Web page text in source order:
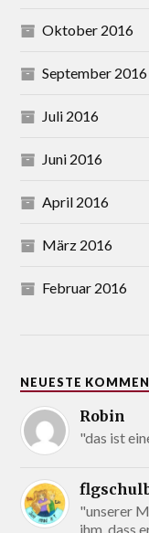
Oktober 2016
September 2016
Juli 2016
Juni 2016
April 2016
März 2016
Februar 2016
NEUESTE
Robin
"das ist
"unserer
ihm, dass